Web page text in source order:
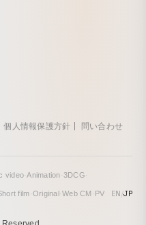
個人情報保護方針 問い合わせ
video·Animation·3DCG·
film·Original ·Web CM · PV EN/JP